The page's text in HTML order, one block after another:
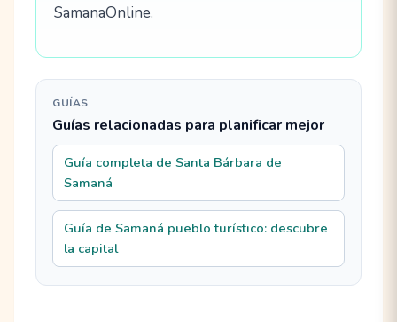
SamanaOnline.
GUÍAS
Guías relacionadas para planificar mejor
Guía completa de Santa Bárbara de
Samaná
Guía de Samaná pueblo turístico: descubre
la capital